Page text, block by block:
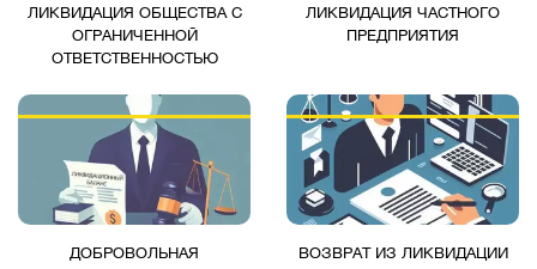
ЛИКВИДАЦИЯ ОБЩЕСТВА С
ОГРАНИЧЕННОЙ
ОТВЕТСТВЕННОСТЬЮ
ЛИКВИДАЦИЯ ЧАСТНОГО
ПРЕДПРИЯТИЯ
ДОБРОВОЛЬНАЯ
ВОЗВРАТ ИЗ ЛИКВИДАЦИИ